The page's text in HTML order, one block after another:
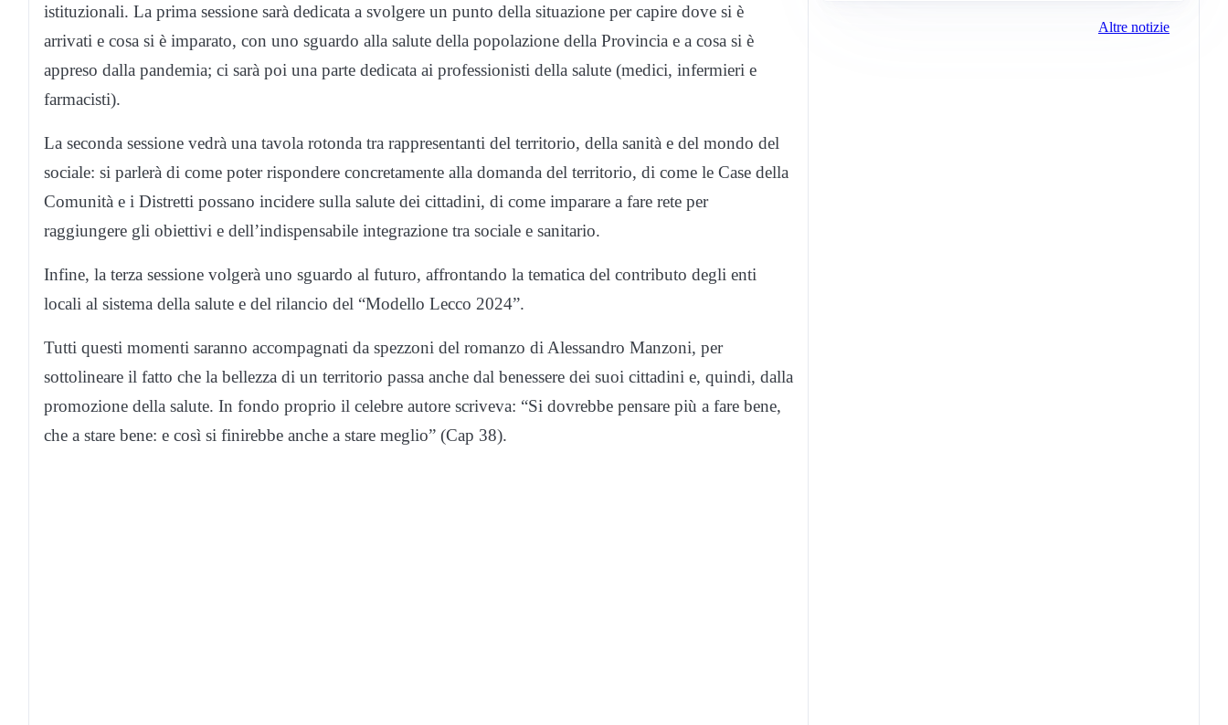
istituzionali. La prima sessione sarà dedicata a svolgere un punto della situazione per capire dove si è
arrivati e cosa si è imparato, con uno sguardo alla salute della popolazione della Provincia e a cosa si è
appreso dalla pandemia; ci sarà poi una parte dedicata ai professionisti della salute (medici, infermieri e
farmacisti).
La seconda sessione vedrà una tavola rotonda tra rappresentanti del territorio, della sanità e del mondo del
sociale: si parlerà di come poter rispondere concretamente alla domanda del territorio, di come le Case della
Comunità e i Distretti possano incidere sulla salute dei cittadini, di come imparare a fare rete per
raggiungere gli obiettivi e dell’indispensabile integrazione tra sociale e sanitario.
Infine, la terza sessione volgerà uno sguardo al futuro, affrontando la tematica del contributo degli enti
locali al sistema della salute e del rilancio del “Modello Lecco 2024”.
Tutti questi momenti saranno accompagnati da spezzoni del romanzo di Alessandro Manzoni, per
sottolineare il fatto che la bellezza di un territorio passa anche dal benessere dei suoi cittadini e, quindi, dalla
promozione della salute. In fondo proprio il celebre autore scriveva: “Si dovrebbe pensare più a fare bene,
che a stare bene: e così si finirebbe anche a stare meglio” (Cap 38).
Altre notizie